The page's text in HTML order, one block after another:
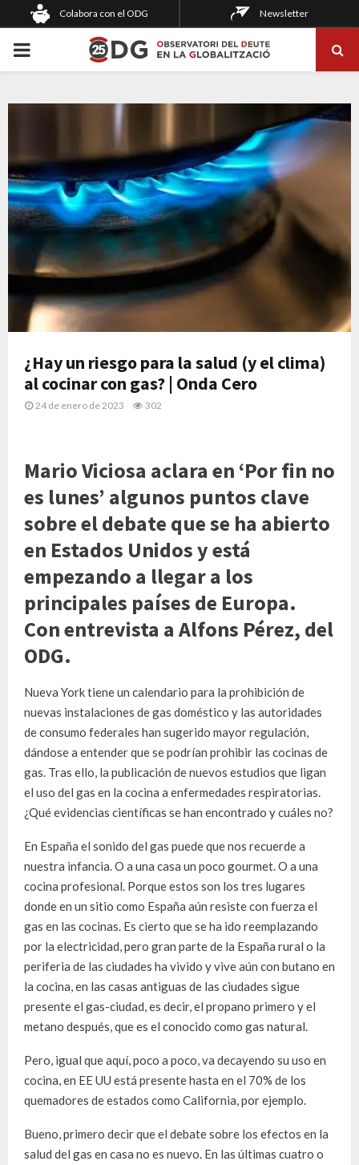
Colabora con el ODG Newsletter
PRIMARY
¿Hay un riesgo para la salud (y el clima)
al cocinar con gas? | Onda Cero
24 de enero de 2023 302
Mario Viciosa aclara en ‘Por fin no
es lunes’ algunos puntos clave
sobre el debate que se ha abierto
en Estados Unidos y está
empezando a llegar a los
principales países de Europa.
Con entrevista a Alfons Pérez, del
ODG.
Nueva York tiene un calendario para la prohibición de
nuevas instalaciones de gas doméstico y las autoridades
de consumo federales han sugerido mayor regulación,
dándose a entender que se podrían prohibir las cocinas de
gas. Tras ello, la publicación de nuevos estudios que ligan
el uso del gas en la cocina a enfermedades respiratorias.
¿Qué evidencias científicas se han encontrado y cuáles no?
En España el sonido del gas puede que nos recuerde a
nuestra infancia. O a una casa un poco gourmet. O a una
cocina profesional. Porque estos son los tres lugares
donde en un sitio como España aún resiste con fuerza el
gas en las cocinas. Es cierto que se ha ido reemplazando
por la electricidad, pero gran parte de la España rural o la
periferia de las ciudades ha vivido y vive aún con butano en
la cocina, en las casas antiguas de las ciudades sigue
presente el gas-ciudad, es decir, el propano primero y el
metano después, que es el conocido como gas natural.
Pero, igual que aquí, poco a poco, va decayendo su uso en
cocina, en EE UU está presente hasta en el 70% de los
quemadores de estados como California, por ejemplo.
Bueno, primero decir que el debate sobre los efectos en la
salud del gas en casa no es nuevo. En las últimas cuatro o